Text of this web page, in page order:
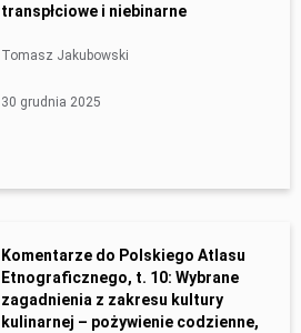
transpłciowe i niebinarne
Tomasz Jakubowski
30 grudnia 2025
Komentarze do Polskiego Atlasu
Etnograficznego, t. 10: Wybrane
zagadnienia z zakresu kultury
kulinarnej – pożywienie codzienne,